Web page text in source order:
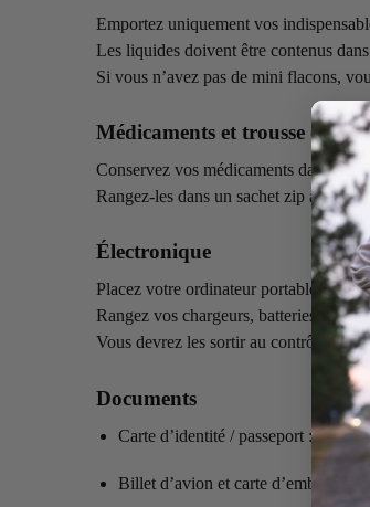
Emportez uniquement vos
Les liquides doivent être contenus
Si vous n’avez pas de mini flacons,
Médicaments et trousse de
Conservez vos médicaments dans leur
Rangez-les dans un sachet zip avec
Électronique
Placez votre ordinateur portable ou
Rangez vos chargeurs, batteries,
Vous devrez les sortir au contrôle de
Documents
Carte d’identité / passeport :
Billet d’avion et carte